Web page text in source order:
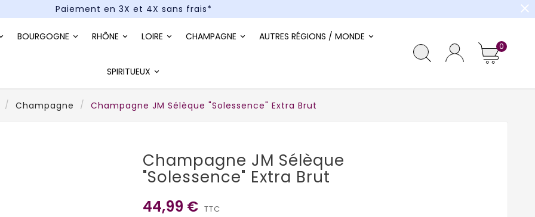
Paiement en 3X et 4X sans frais*
close
BOURGOGNE RHÔNE LOIRE CHAMPAGNE AUTRES RÉGIONS / MONDE
SPIRITUEUX
0
Champagne Champagne JM Sélèque "Solessence" Extra Brut
Champagne JM Sélèque
"Solessence" Extra Brut
44,99 € TTC